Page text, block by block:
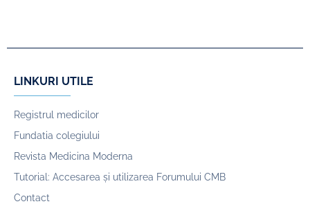
LINKURI UTILE
Registrul medicilor
Fundatia colegiului
Revista Medicina Moderna
Tutorial: Accesarea și utilizarea Forumului CMB
Contact